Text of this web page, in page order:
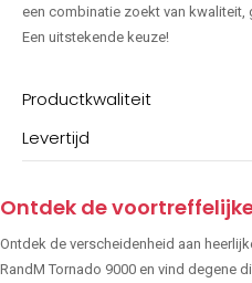
een combinatie zoekt van kwaliteit,
Een uitstekende keuze!
Productkwaliteit
Levertijd
Ontdek de
Ontdek de verscheidenheid aan
RandM Tornado 9000 en vind degene